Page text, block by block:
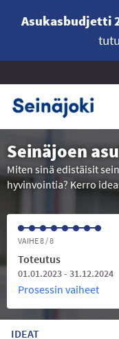
Asukasbudjetti
Seinäjoen
Miten sinä edistäisit
hyvinvointia? Kerro
VAIHE 8 / 8
Toteutus
01.01.2023 - 31.12.2024
Prosessin vaiheet
IDEAT